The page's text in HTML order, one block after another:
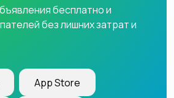
бесплатно и
без лишних затрат и
App Store